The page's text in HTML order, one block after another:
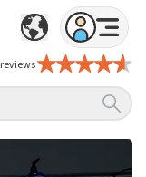
reviews